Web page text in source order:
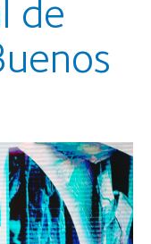
de